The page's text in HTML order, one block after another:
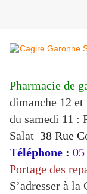
Pharmacie de
dimanche 12
du samedi 11 :
Salat 38 Rue
Téléphone : 05
Portage des
S’adresser à